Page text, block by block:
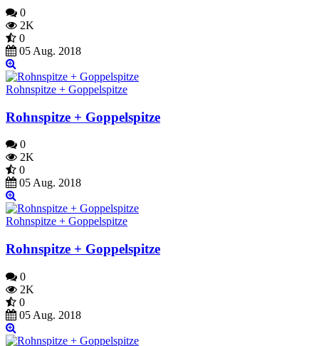
0
2K
0
05 Aug. 2018
Rohnspitze + Goppelspitze
Rohnspitze + Goppelspitze
0
2K
0
05 Aug. 2018
Rohnspitze + Goppelspitze
Rohnspitze + Goppelspitze
0
2K
0
05 Aug. 2018